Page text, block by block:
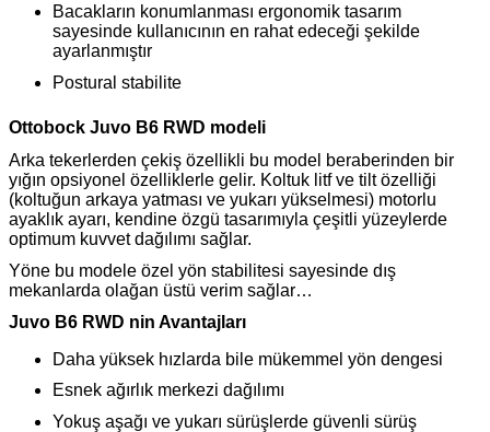
Bacakların konumlanması ergonomik tasarım
sayesinde kullanıcının en rahat edeceği şekilde
ayarlanmıştır
Postural stabilite
Ottobock Juvo B6 RWD modeli
Arka tekerlerden çekiş özellikli bu model beraberinden bir
yığın opsiyonel özelliklerle gelir. Koltuk litf ve tilt özelliği
(koltuğun arkaya yatması ve yukarı yükselmesi) motorlu
ayaklık ayarı, kendine özgü tasarımıyla çeşitli yüzeylerde
optimum kuvvet dağılımı sağlar.
Yöne bu modele özel yön stabilitesi sayesinde dış
mekanlarda olağan üstü verim sağlar…
Juvo B6 RWD nin Avantajları
Daha yüksek hızlarda bile mükemmel yön dengesi
Esnek ağırlık merkezi dağılımı
Yokuş aşağı ve yukarı sürüşlerde güvenli sürüş